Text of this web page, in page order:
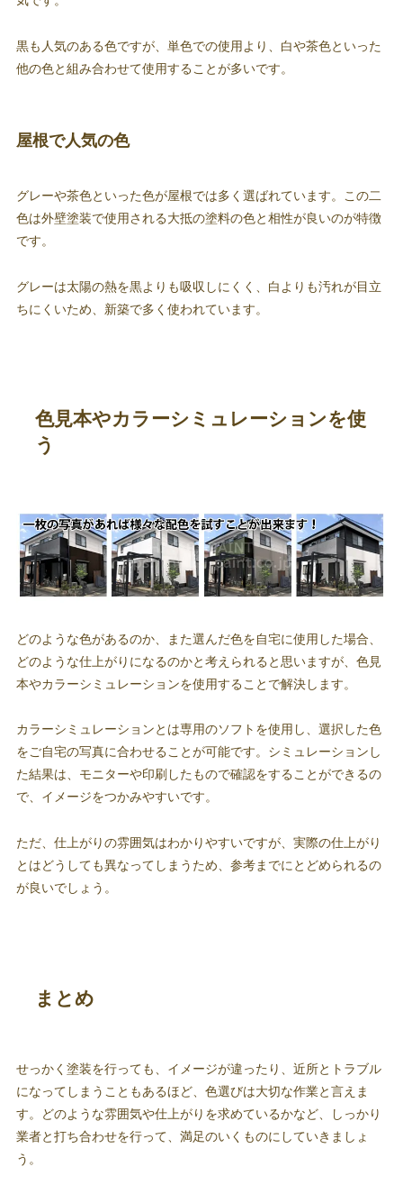
黒も人気のある色ですが、単色での使用より、白や茶色といった
他の色と組み合わせて使用することが多いです。
屋根で人気の色
グレーや茶色といった色が屋根では多く選ばれています。この二
色は外壁塗装で使用される大抵の塗料の色と相性が良いのが特徴
です。
グレーは太陽の熱を黒よりも吸収しにくく、白よりも汚れが目立
ちにくいため、新築で多く使われています。
色見本やカラーシミュレーションを使
う
どのような色があるのか、また選んだ色を自宅に使用した場合、
どのような仕上がりになるのかと考えられると思いますが、色見
本やカラーシミュレーションを使用することで解決します。
カラーシミュレーションとは専用のソフトを使用し、選択した色
をご自宅の写真に合わせることが可能です。シミュレーションし
た結果は、モニターや印刷したもので確認をすることができるの
で、イメージをつかみやすいです。
ただ、仕上がりの雰囲気はわかりやすいですが、実際の仕上がり
とはどうしても異なってしまうため、参考までにとどめられるの
が良いでしょう。
まとめ
せっかく塗装を行っても、イメージが違ったり、近所とトラブル
になってしまうこともあるほど、色選びは大切な作業と言えま
す。どのような雰囲気や仕上がりを求めているかなど、しっかり
業者と打ち合わせを行って、満足のいくものにしていきましょ
う。